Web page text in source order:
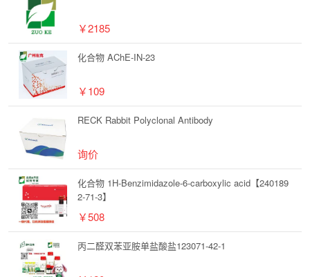
￥2185
化合物 AChE-IN-23
￥109
RECK Rabbit Polyclonal Antibody
询价
化合物 1H-Benzimidazole-6-carboxylic acid【240189
2-71-3】
￥508
丙二醛双苯亚胺单盐酸盐123071-42-1